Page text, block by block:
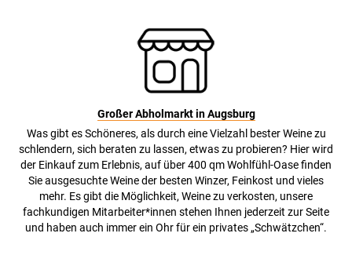
Großer Abholmarkt in Augsburg
Was gibt es Schöneres, als durch eine Vielzahl bester Weine zu
schlendern, sich beraten zu lassen, etwas zu probieren? Hier wird
der Einkauf zum Erlebnis, auf über 400 qm Wohlfühl-Oase finden
Sie ausgesuchte Weine der besten Winzer, Feinkost und vieles
mehr. Es gibt die Möglichkeit, Weine zu verkosten, unsere
fachkundigen Mitarbeiter*innen stehen Ihnen jederzeit zur Seite
und haben auch immer ein Ohr für ein privates „Schwätzchen“.